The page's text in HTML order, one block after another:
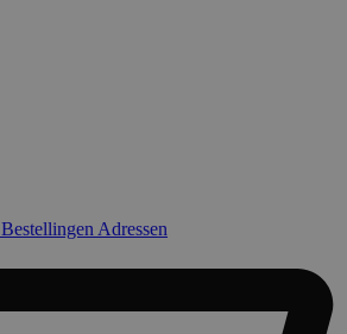
Bestellingen Adressen